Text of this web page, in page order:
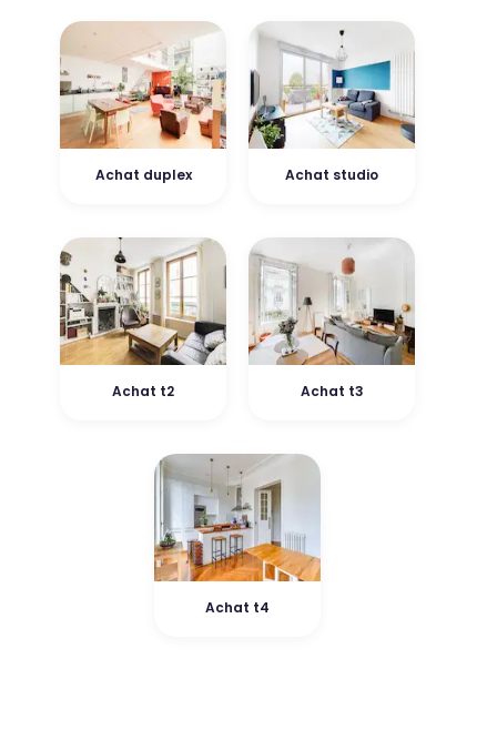
Achat duplex Achat studio
Achat t2 Achat t3
Achat t4